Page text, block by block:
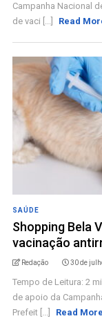
Campanha Nacional
de vaci [...]
Read
SAÚDE
Shopping Bela
vacinação
Redação 30 de
Tempo de Leitura: 2
de apoio da
Prefeit [...]
Read More